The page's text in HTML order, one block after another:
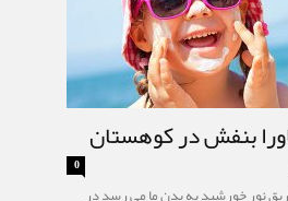
بنفش در کوهستان
0